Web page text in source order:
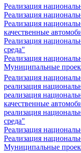
Реализация
Реализация
Реализация
качественные
Реализация
среда"
Реализация
Муниципальные
Реализация
реализация
реализация
качественные
реализация
среда"
Реализация
Реализация
Муниципальные